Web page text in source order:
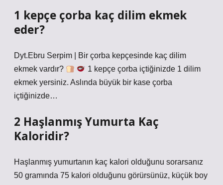
1 kepçe çorba kaç dilim ekmek
eder?
Dyt.Ebru Serpim | Bir çorba kepçesinde kaç dilim
ekmek vardır?
1 kepçe çorba içtiğinizde 1 dilim
ekmek yersiniz. Aslında büyük bir kase çorba
içtiğinizde…
2 Haşlanmış Yumurta Kaç
Kaloridir?
Haşlanmış yumurtanın kaç kalori olduğunu sorarsanız
50 gramında 75 kalori olduğunu görürsünüz, küçük boy